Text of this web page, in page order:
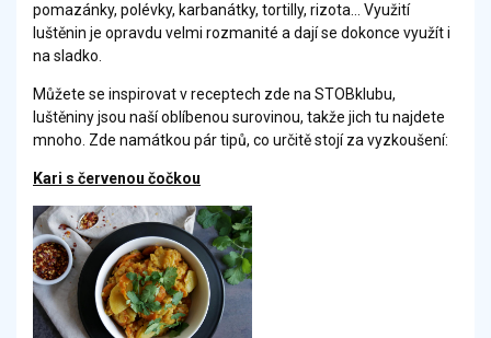
pomazánky, polévky, karbanátky, tortilly, rizota... Využití
luštěnin je opravdu velmi rozmanité a dají se dokonce využít i
na sladko.
Můžete se inspirovat v receptech zde na STOBklubu,
luštěniny jsou naší oblíbenou surovinou, takže jich tu najdete
mnoho. Zde namátkou pár tipů, co určitě stojí za vyzkoušení:
Kari s červenou čočkou